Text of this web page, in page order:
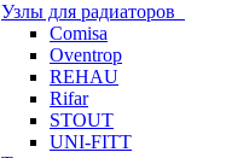
Узлы для радиаторов
Comisa
Oventrop
REHAU
Rifar
STOUT
UNI-FITT